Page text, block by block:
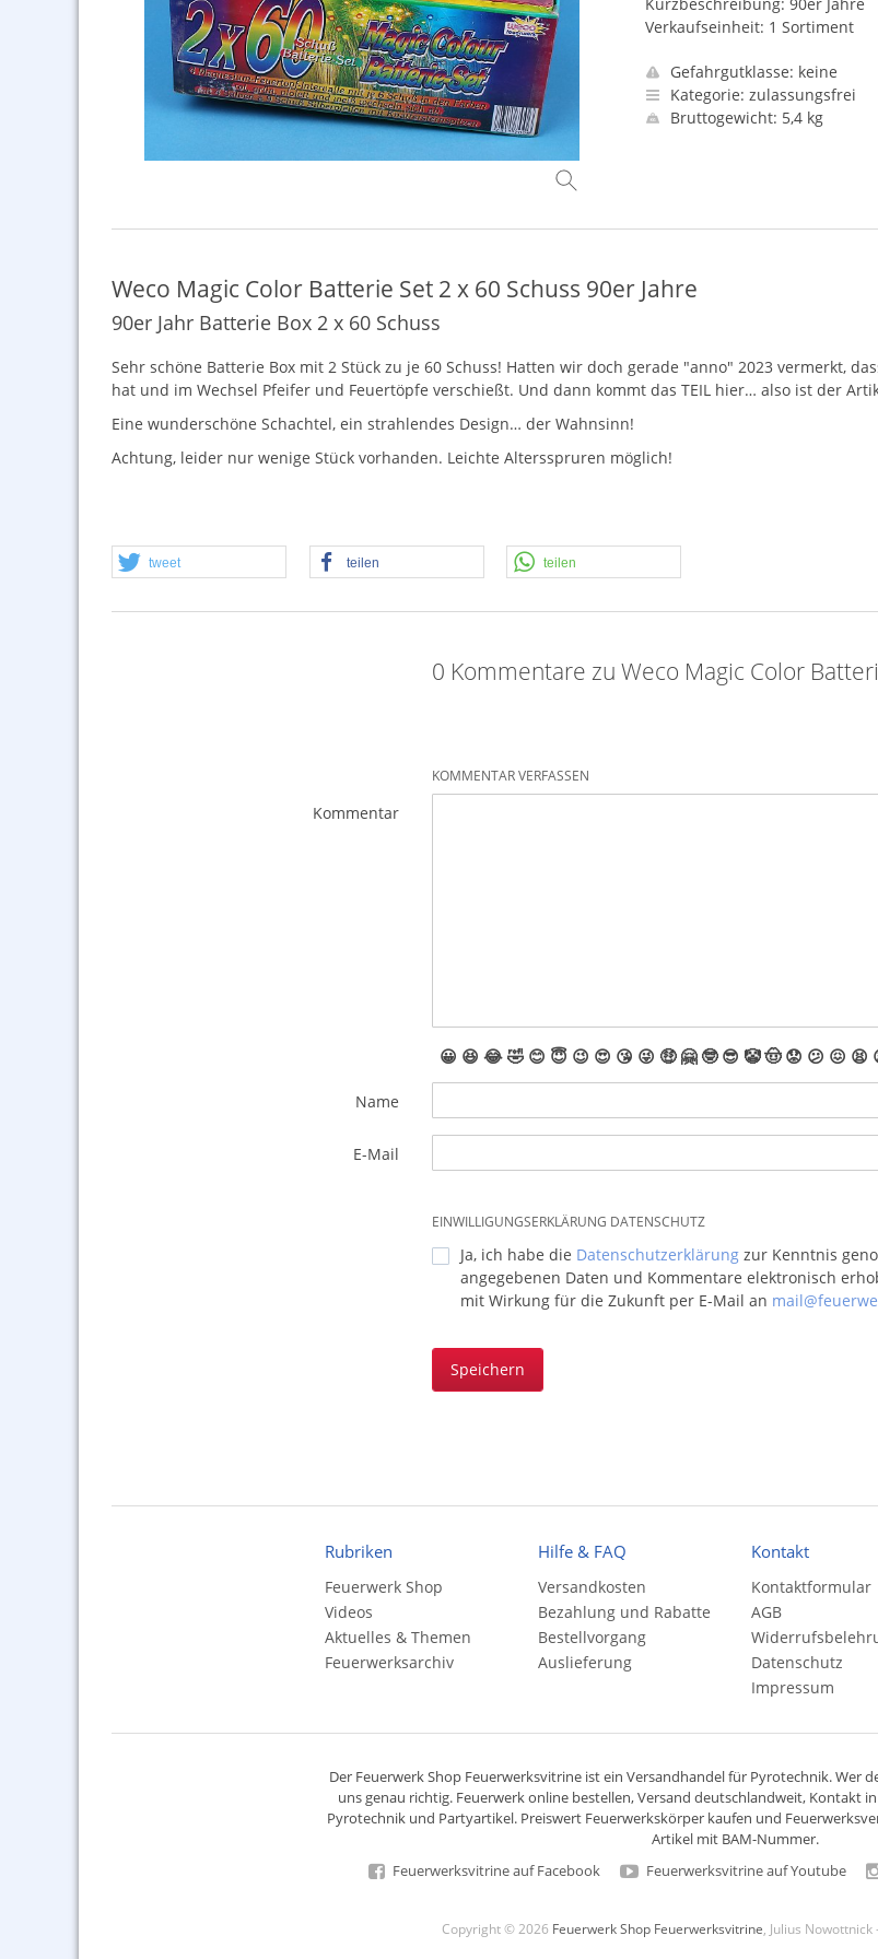
Verkaufseinheit: 1 Sortiment
Gefahrgutklasse: keine
Kategorie: zulassungsfrei
Bruttogewicht: 5,4 kg
Weco Magic Color Batterie Set 2 x 60 Schuss 90er Jahre
90er Jahr Batterie Box 2 x 60 Schuss
Sehr schöne Batterie Box mit 2 Stück zu je 60 Schuss! Hatten wir doch gerade "anno" 2023 vermerkt,
hat und im Wechsel Pfeifer und Feuertöpfe verschießt. Und dann kommt das TEIL hier… also ist der
Eine wunderschöne Schachtel, ein strahlendes Design… der Wahnsinn!
Achtung, leider nur wenige Stück vorhanden. Leichte Altersspruren möglich!
tweet teilen teilen
0 Kommentare zu Weco Magic Color
KOMMENTAR VERFASSEN
Kommentar
😀 😆 😂🤣 😊 😇 😉 😍 😘 😜 🤑 🤗 🤓 😎 🤡🤠 😟 😕 😖 😫
Name
E-Mail
EINWILLIGUNGSERKLÄRUNG DATENSCHUTZ
Ja, ich habe die Datenschutzerklärungzur Kenntnis
angegebenen Daten und Kommentare elektronisch
mit Wirkung für die Zukunft per E-Mail an
Speichern
Rubriken
Feuerwerk Shop
Videos
Aktuelles & Themen
Feuerwerksarchiv
Hilfe & FAQ
Versandkosten
Bezahlung und Rabatte
Bestellvorgang
Auslieferung
Kontakt
Kontaktformular
AGB
Datenschutz
Impressum
Der Feuerwerk Shop Feuerwerksvitrine ist ein Versandhandelfür Pyrotechnik. Wer
uns genau richtig. Feuerwerk online bestellen,Versand deutschlandweit, Kontakt
Pyrotechnikund Partyartikel. Preiswert Feuerwerkskörperkaufen und
Artikel mit BAM-Nummer.
Feuerwerksvitrine auf Facebook
Feuerwerksvitrine auf Youtube
Copyright © 2026 Feuerwerk Shop Feuerwerksvitrine , Julius